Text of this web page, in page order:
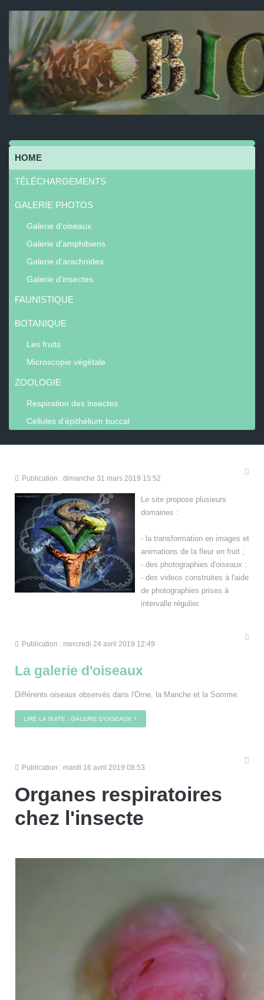
HOME
TÉLÉCHARGEMENTS
GALERIE PHOTOS
Galerie d'oiseaux
Galerie d'amphibiens
Galerie d'arachnides
Galerie d'insectes
FAUNISTIQUE
BOTANIQUE
Les fruits
Microscopie végétale
ZOOLOGIE
Respiration des insectes
Cellules d'épithélium buccal
Publication : dimanche 31 mars 2019 15:52
Le site propose plusieurs
domaines :
- la transformation en images et
animations de la fleur en fruit ;
- des photographies d'oiseaux ;
- des videos construites à l'aide
de photographies prises à
intervalle régulier.
Publication : mercredi 24 avril 2019 12:49
La galerie d'oiseaux
Différents oiseaux observés dans l'Orne, la Manche et la Somme.
LIRE LA SUITE : GALERIE D'OISEAUX
Publication : mardi 16 avril 2019 08:53
Organes respiratoires
chez l'insecte